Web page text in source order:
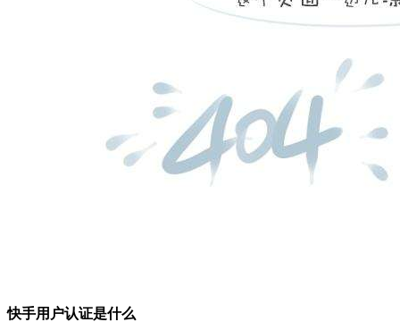
快手用户认证是什么